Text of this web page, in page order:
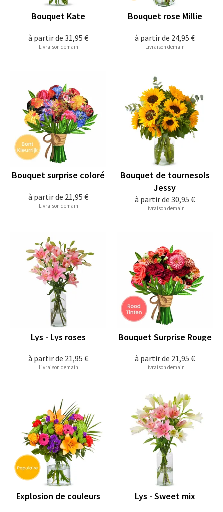
à partir de 31,95 €
Bouquet Kate
Livraison demain
à partir de 24,95 €
Bouquet rose Millie
Livraison demain
à partir de 21,95 €
Bouquet surprise coloré
Livraison demain
à partir de 30,95 €
Bouquet de tournesols
Jessy
Livraison demain
à partir de 21,95 €
Lys - Lys roses
Livraison demain
à partir de 21,95 €
Bouquet Surprise Rouge
Livraison demain
Explosion de couleurs Lys - Sweet mix